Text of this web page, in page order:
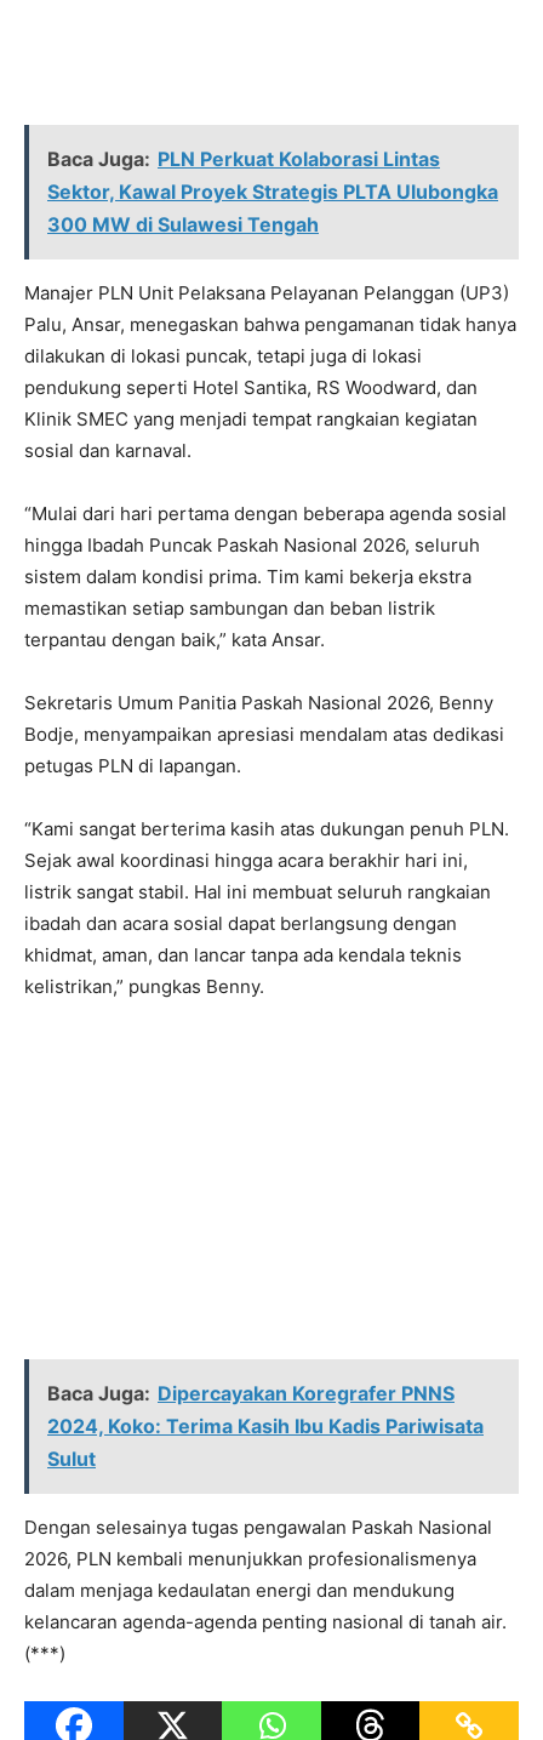
Baca Juga: PLN Perkuat Kolaborasi Lintas
Sektor, Kawal Proyek Strategis PLTA Ulubongka
300 MW di Sulawesi Tengah
Manajer PLN Unit Pelaksana Pelayanan Pelanggan (UP3)
Palu, Ansar, menegaskan bahwa pengamanan tidak hanya
dilakukan di lokasi puncak, tetapi juga di lokasi
pendukung seperti Hotel Santika, RS Woodward, dan
Klinik SMEC yang menjadi tempat rangkaian kegiatan
sosial dan karnaval.
“Mulai dari hari pertama dengan beberapa agenda sosial
hingga Ibadah Puncak Paskah Nasional 2026, seluruh
sistem dalam kondisi prima. Tim kami bekerja ekstra
memastikan setiap sambungan dan beban listrik
terpantau dengan baik,” kata Ansar.
Sekretaris Umum Panitia Paskah Nasional 2026, Benny
Bodje, menyampaikan apresiasi mendalam atas dedikasi
petugas PLN di lapangan.
“Kami sangat berterima kasih atas dukungan penuh PLN.
Sejak awal koordinasi hingga acara berakhir hari ini,
listrik sangat stabil. Hal ini membuat seluruh rangkaian
ibadah dan acara sosial dapat berlangsung dengan
khidmat, aman, dan lancar tanpa ada kendala teknis
kelistrikan,” pungkas Benny.
Baca Juga: Dipercayakan Koregrafer PNNS
2024, Koko: Terima Kasih Ibu Kadis Pariwisata
Sulut
Dengan selesainya tugas pengawalan Paskah Nasional
2026, PLN kembali menunjukkan profesionalismenya
dalam menjaga kedaulatan energi dan mendukung
kelancaran agenda-agenda penting nasional di tanah air.
(***)